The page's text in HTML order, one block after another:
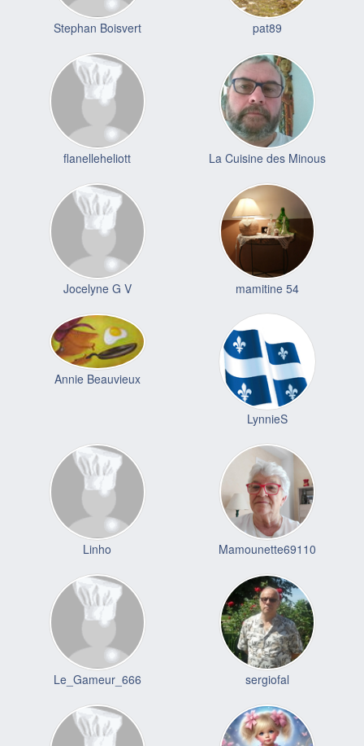
Stephan Boisvert pat89
flanelleheliott La Cuisine des Minous
Jocelyne G V mamitine 54
Annie Beauvieux
LynnieS
Linho Mamounette69110
Le_Gameur_666 sergiofal